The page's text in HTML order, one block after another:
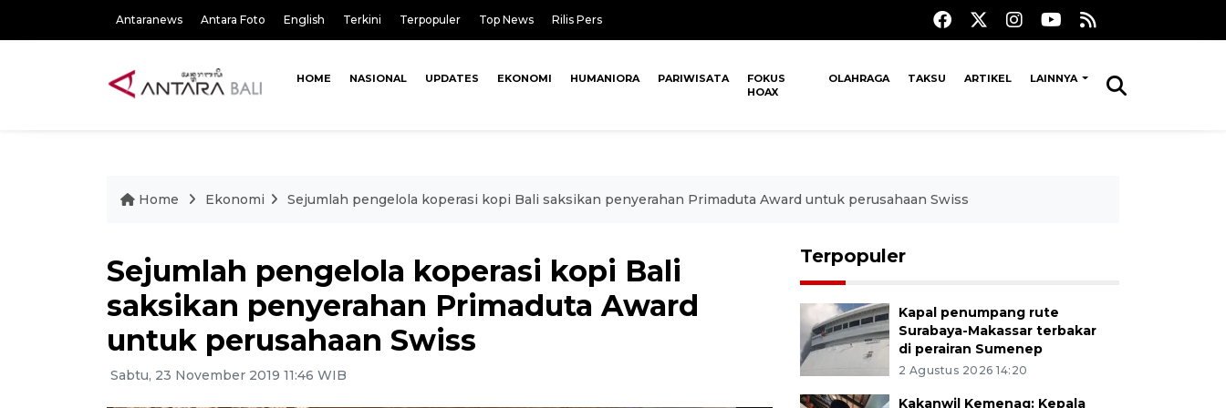
Antaranews Antara Foto English Terkini Terpopuler Top News Rilis Pers
HOME NASIONAL UPDATES EKONOMI HUMANIORA PARIWISATA
FOKUS
HOAX
OLAHRAGA TAKSU ARTIKEL LAINNYA
Home Ekonomi Sejumlah pengelola koperasi kopi Bali saksikan penyerahan Primaduta Award untuk perusahaan Swiss
Sejumlah pengelola koperasi kopi Bali
saksikan penyerahan Primaduta Award
untuk perusahaan Swiss
Sabtu, 23 November 2019 11:46 WIB
Terpopuler
Kapal penumpang rute
Surabaya-Makassar terbakar
di perairan Sumenep
2 Agustus 2026 14:20
Kakanwil Kemenag: Kepala